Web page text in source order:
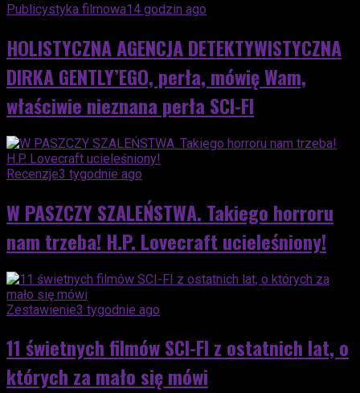
Publicystyka filmowa14 godzin ago
HOLISTYCZNA AGENCJA DETEKTYWISTYCZNA
DIRKA GENTLY’EGO, perła, mówię Wam,
właściwie nieznana perła SCI-FI
Recenzje3 tygodnie ago
W PASZCZY SZALEŃSTWA. Takiego horroru
nam trzeba! H.P. Lovecraft ucieleśniony!
Zestawienie3 tygodnie ago
11 świetnych filmów SCI-FI z ostatnich lat, o
których za mało się mówi